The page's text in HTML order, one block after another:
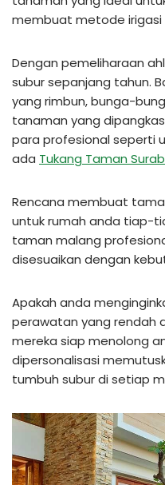
membuat metode irigasi
Dengan pemeliharaan
subur sepanjang tahun.
yang rimbun, bunga-
tanaman yang
para profesional seperti
ada Tukang Taman
Rencana membuat
untuk rumah anda tiap-
taman malang
disesuaikan dengan
Apakah anda
perawatan yang rendah
mereka siap menolong
dipersonalisasi
tumbuh subur di setiap